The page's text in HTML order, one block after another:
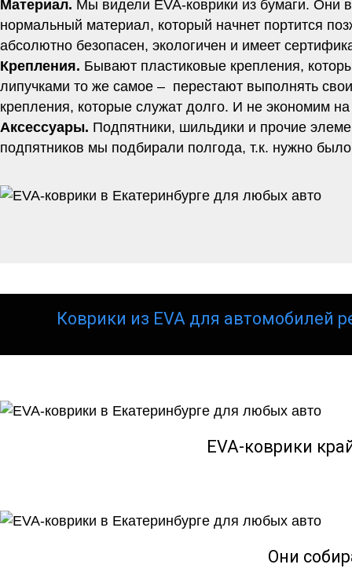
Материал. Мы видели EVA-коврики из бумаги. Они
нормальный материал, который начнет портится
абсолютно безопасен, экологичен и имеет
Крепления. Бывают пластиковые крепления,
липучками то же самое – перестают выполнять
крепления, которые служат долго. И не экономим на
Аксессуары. Подпятники, шильдики и прочие
подпятников мы подбирали полгода, т.к. нужно
Коврики из EVA для автомобилей
EVA-коврики
Они